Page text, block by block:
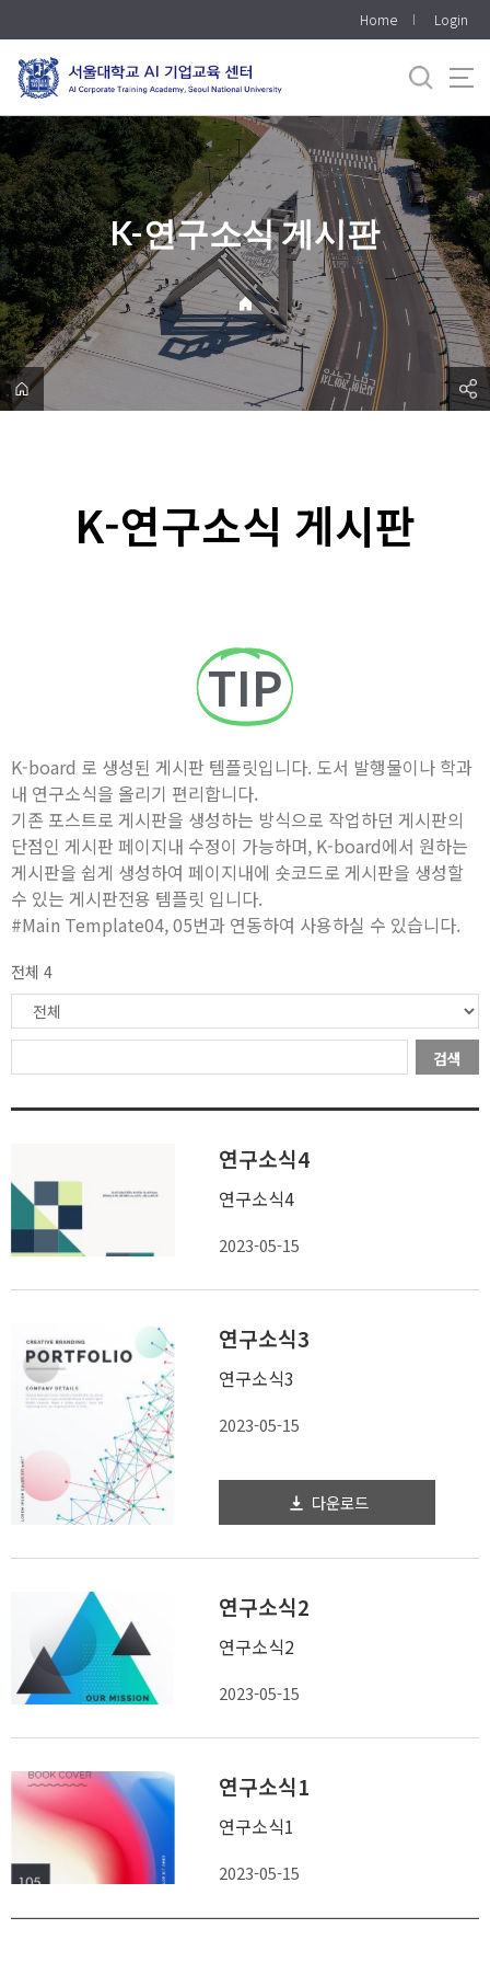
로
메
뉴
Home Login
K-연구소식 게시판
K-연구소식 게시판
TIP
K-board 로 생성된 게시판 템플릿입니다. 도서 발행물이나 학과
내 연구소식을 올리기 편리합니다.
기존 포스트로 게시판을 생성하는 방식으로 작업하던 게시판의
단점인 게시판 페이지내 수정이 가능하며, K-board에서 원하는
게시판을 쉽게 생성하여 페이지내에 숏코드로 게시판을 생성할
수 있는 게시판전용 템플릿 입니다.
#Main Template04, 05번과 연동하여 사용하실 수 있습니다.
전체 4
검색
연구소식4
연구소식4
2023-05-15
연구소식3
연구소식3
2023-05-15
다운로드
연구소식2
연구소식2
2023-05-15
연구소식1
연구소식1
2023-05-15